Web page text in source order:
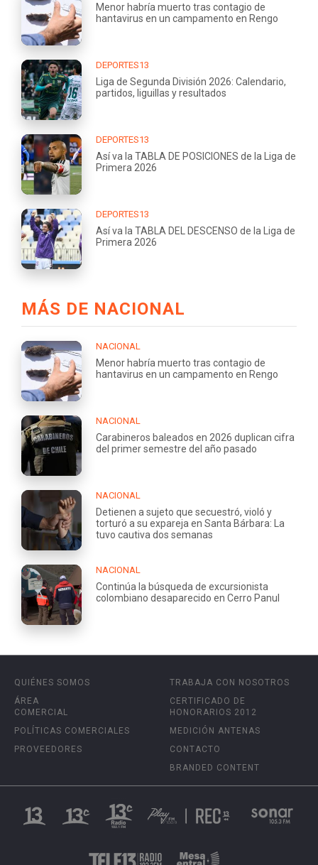
Menor habría muerto tras contagio de
hantavirus en un campamento en Rengo
DEPORTES13
Liga de Segunda División 2026: Calendario,
partidos, liguillas y resultados
DEPORTES13
Así va la TABLA DE POSICIONES de la Liga de
Primera 2026
DEPORTES13
Así va la TABLA DEL DESCENSO de la Liga de
Primera 2026
MÁS DE NACIONAL
NACIONAL
Menor habría muerto tras contagio de
hantavirus en un campamento en Rengo
NACIONAL
Carabineros baleados en 2026 duplican cifra
del primer semestre del año pasado
NACIONAL
Detienen a sujeto que secuestró, violó y
torturó a su expareja en Santa Bárbara: La
tuvo cautiva dos semanas
NACIONAL
Continúa la búsqueda de excursionista
colombiano desaparecido en Cerro Panul
QUIÉNES SOMOS
ÁREA
COMERCIAL
POLÍTICAS COMERCIALES
PROVEEDORES
TRABAJA CON NOSOTROS
CERTIFICADO DE
HONORARIOS 2012
MEDICIÓN ANTENAS
CONTACTO
BRANDED CONTENT